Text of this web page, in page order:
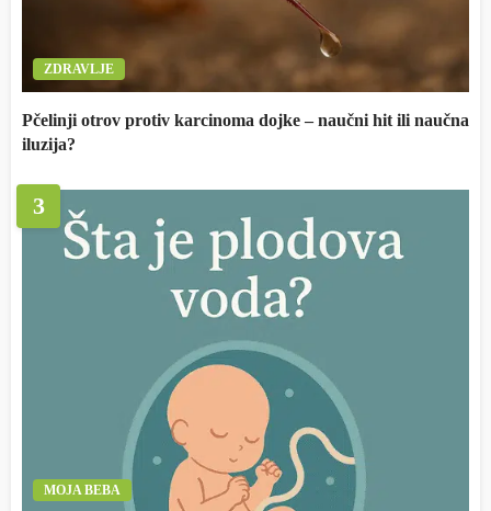
ZDRAVLJE
Pčelinji otrov protiv karcinoma dojke – naučni hit ili naučna
iluzija?
3
MOJA BEBA